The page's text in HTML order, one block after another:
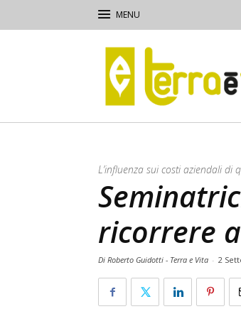
Terra
e
Vita
L’influenza sui costi aziendali di
ricorrere
Di Roberto Guidotti - Terra e Vita - 2